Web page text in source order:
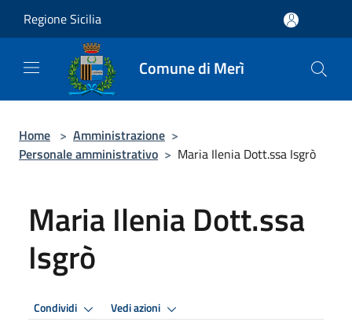
Regione Sicilia
Comune di Merì
Home > Amministrazione >
Personale amministrativo > Maria Ilenia Dott.ssa Isgrò
Maria Ilenia Dott.ssa
Isgrò
Condividi Vedi azioni